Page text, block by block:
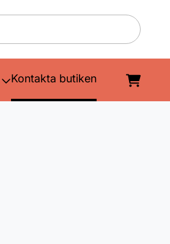
Kontakta butiken